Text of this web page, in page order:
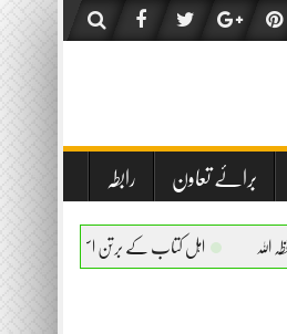
برائے تعاون رابطہ
اہل کتاب کے برتن استعمال کرنے کا بیان – مولانا ابو